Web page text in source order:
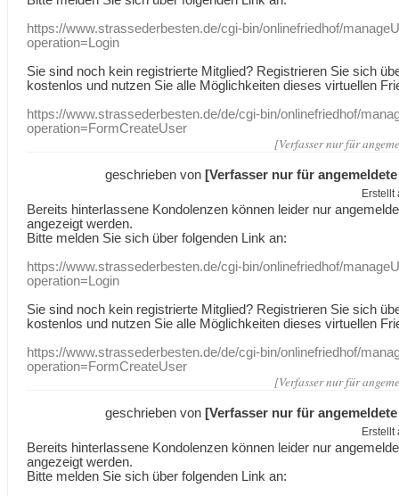
https://www.strassederbesten.de/cgi-bin/onlinefriedhof/
operation=Login
Sie sind noch kein registrierte Mitglied? Registrieren Sie sich
kostenlos und nutzen Sie alle Möglichkeiten dieses virtuellen
https://www.strassederbesten.de/de/cgi-bin/onlinefriedhof/
operation=FormCreateUser
[Verfasser nur für
geschrieben von [Verfasser nur für
Erstellt
Bereits hinterlassene Kondolenzen können leider nur
angezeigt werden.
Bitte melden Sie sich über folgenden Link an:
https://www.strassederbesten.de/cgi-bin/onlinefriedhof/
operation=Login
Sie sind noch kein registrierte Mitglied? Registrieren Sie sich
kostenlos und nutzen Sie alle Möglichkeiten dieses virtuellen
https://www.strassederbesten.de/de/cgi-bin/onlinefriedhof/
operation=FormCreateUser
[Verfasser nur für
geschrieben von [Verfasser nur für
Erstellt
Bereits hinterlassene Kondolenzen können leider nur
angezeigt werden.
Bitte melden Sie sich über folgenden Link an: